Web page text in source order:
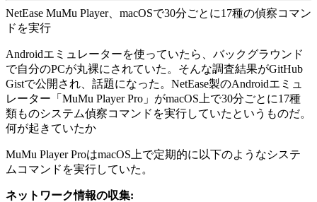
NetEase MuMu Player、macOSで30分ごとに17種の偵察コマン
ドを実行
Androidエミュレーターを使っていたら、バックグラウンド
で自分のPCが丸裸にされていた。そんな調査結果がGitHub
Gistで公開され、話題になった。NetEase製のAndroidエミュ
レーター「MuMu Player Pro」がmacOS上で30分ごとに17種
類ものシステム偵察コマンドを実行していたというものだ。
何が起きていたか
MuMu Player ProはmacOS上で定期的に以下のようなシステ
ムコマンドを実行していた。
ネットワーク情報の収集: